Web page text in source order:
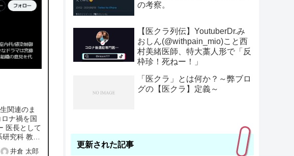
関連のま
ナ禍を国
医長として
究科 教授
井倉 太郎
の考察。
【医クラ列伝】YoutuberDr.み
おしん(@withpain_mio)こと西
村美緒医師、特大藁人形で「反
枠珍！死ねー！」
「医クラ」とは何か？～弊ブロ
グの【医クラ】定義～
更新された記事